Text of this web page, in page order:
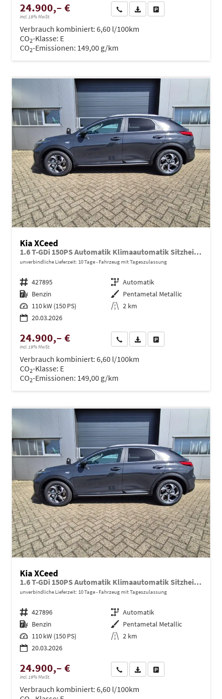
24.900,– €
incl. 19% MwSt.
Wir rufen Sie anPDF-Datei, Fahrzeugexposé
Verbrauch kombiniert: 6,60 l/100km
CO2-Klasse: E
CO2-Emissionen: 149,00 g/km
Kia XCeed
1.6 T-GDi 150PS Automatik Klimaautomatik Sitzheizung Lenkradheizung Navi PDC Rückf.Kamera abged.Scheiben Apple CarPlay Android Auto
unverbindliche Lieferzeit: 10 Tage Fahrzeug mit Tageszulassung
Fahrzeugnr. 427895 Getriebe Automatik
Kraftstoff Benzin Außenfarbe Pentametal Metallic
Leistung 110 kW (150 PS) Kilometerstand 2 km
20.03.2026
24.900,– €
incl. 19% MwSt.
Wir rufen Sie anPDF-Datei, Fahrzeugexposé
Verbrauch kombiniert: 6,60 l/100km
CO2-Klasse: E
CO2-Emissionen: 149,00 g/km
Kia XCeed
1.6 T-GDi 150PS Automatik Klimaautomatik Sitzheizung Lenkradheizung Navi PDC Rückf.Kamera abged.Scheiben Apple CarPlay Android Auto
unverbindliche Lieferzeit: 10 Tage Fahrzeug mit Tageszulassung
Fahrzeugnr. 427896 Getriebe Automatik
Kraftstoff Benzin Außenfarbe Pentametal Metallic
Leistung 110 kW (150 PS) Kilometerstand 2 km
20.03.2026
24.900,– €
incl. 19% MwSt.
Wir rufen Sie anPDF-Datei, Fahrzeugexposé
Verbrauch kombiniert: 6,60 l/100km